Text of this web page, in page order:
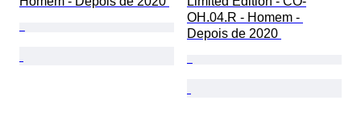
OH.04.R - Homem -
Depois de 2020